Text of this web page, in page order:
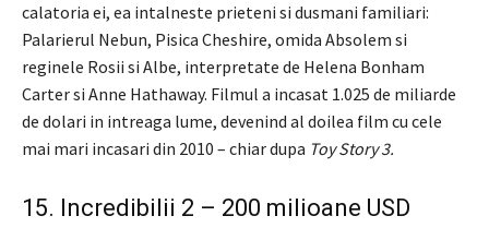
calatoria ei, ea intalneste prieteni si dusmani familiari:
Palarierul Nebun, Pisica Cheshire, omida Absolem si
reginele Rosii si Albe, interpretate de Helena Bonham
Carter si Anne Hathaway. Filmul a incasat 1.025 de miliarde
de dolari in intreaga lume, devenind al doilea film cu cele
mai mari incasari din 2010 – chiar dupa Toy Story 3.
15. Incredibilii 2 – 200 milioane USD